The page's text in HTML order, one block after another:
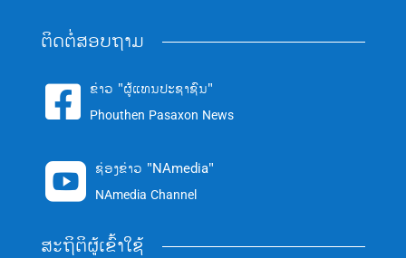
ຕິດຕໍ່ສອບຖາມ
 ຂ່າວ "ຜູ້ແທນປະຊາຊົນ"
Phouthen Pasaxon News
 ຊ່ອງຂ່າວ "NAmedia"
NAmedia Channel
ສະຖິຕິຜູ້ເຂົ້າໃຊ້